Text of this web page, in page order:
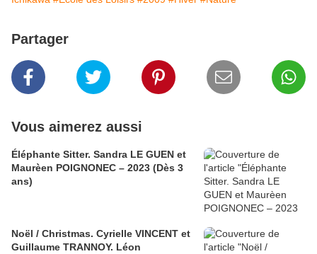
Partager
Vous aimerez aussi
Éléphante Sitter. Sandra LE GUEN et
Maurèen POIGNONEC – 2023 (Dès 3
ans)
Noël / Christmas. Cyrielle VINCENT et
Guillaume TRANNOY. Léon